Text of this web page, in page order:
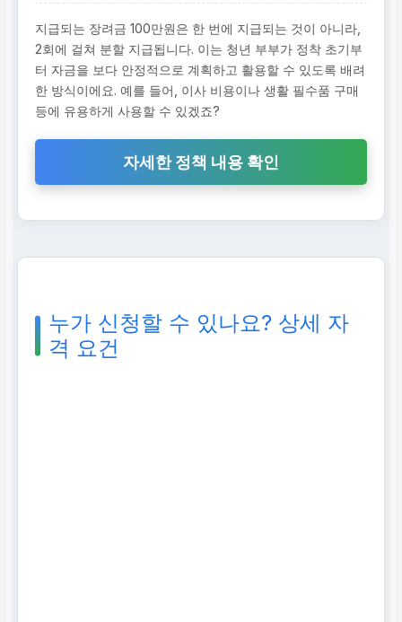
사업 운영 기간
매년 시행
사업 신청기간
상시
지급되는 장려금 100만원은 한 번에 지급되는 것이 아니라,
2회에 걸쳐 분할 지급됩니다. 이는 청년 부부가 정착 초기부
터 자금을 보다 안정적으로 계획하고 활용할 수 있도록 배려
한 방식이에요. 예를 들어, 이사 비용이나 생활 필수품 구매
등에 유용하게 사용할 수 있겠죠?
자세한 정책 내용 확인
누가 신청할 수 있나요? 상세 자
격 요건